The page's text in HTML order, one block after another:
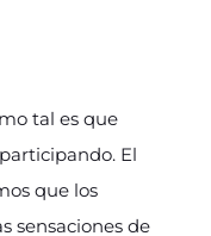
tal es que
El
que los
sensaciones de